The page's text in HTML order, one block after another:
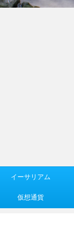
イーサリアム
仮想通貨